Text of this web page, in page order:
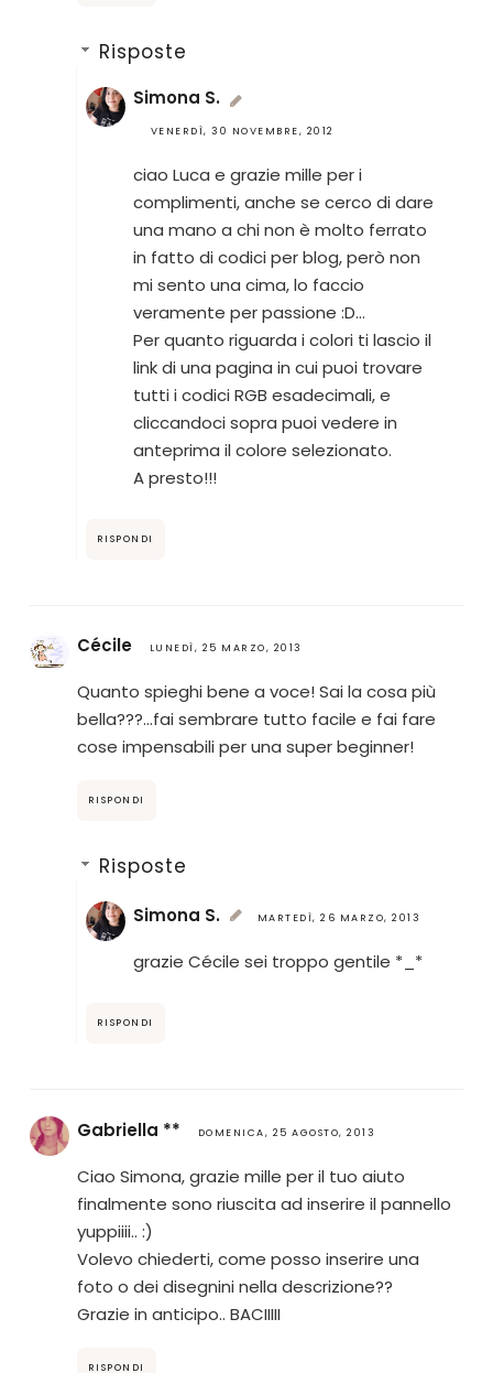
Risposte
Simona S.
VENERDÌ, 30 NOVEMBRE, 2012
ciao Luca e grazie mille per i
complimenti, anche se cerco di dare
una mano a chi non è molto ferrato
in fatto di codici per blog, però non
mi sento una cima, lo faccio
veramente per passione :D...
Per quanto riguarda i colori ti lascio il
link di una pagina in cui puoi trovare
tutti i codici RGB esadecimali, e
cliccandoci sopra puoi vedere in
anteprima il colore selezionato.
A presto!!!
RISPONDI
Cécile LUNEDÌ, 25 MARZO, 2013
Quanto spieghi bene a voce! Sai la cosa più
bella???...fai sembrare tutto facile e fai fare
cose impensabili per una super beginner!
RISPONDI
Risposte
Simona S. MARTEDÌ, 26 MARZO, 2013
grazie Cécile sei troppo gentile *_*
RISPONDI
Gabriella ** DOMENICA, 25 AGOSTO, 2013
Ciao Simona, grazie mille per il tuo aiuto
finalmente sono riuscita ad inserire il pannello
yuppiiii.. :)
Volevo chiederti, come posso inserire una
foto o dei disegnini nella descrizione??
Grazie in anticipo.. BACIIIII
RISPONDI